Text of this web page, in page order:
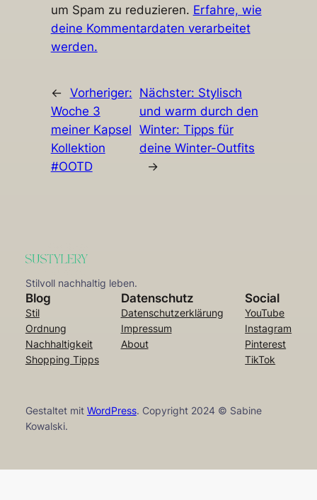
um Spam zu reduzieren. Erfahre, wie
deine Kommentardaten verarbeitet
werden.
←
Vorheriger:
Woche 3
meiner Kapsel
Kollektion
#OOTD
Nächster: Stylisch
und warm durch den
Winter: Tipps für
deine Winter-Outfits
→
Stilvoll nachhaltig leben.
Blog
Stil
Ordnung
Nachhaltigkeit
Shopping Tipps
Datenschutz
Datenschutzerklärung
Impressum
About
Social
YouTube
Instagram
Pinterest
TikTok
Gestaltet mit WordPress. Copyright 2024 © Sabine
Kowalski.